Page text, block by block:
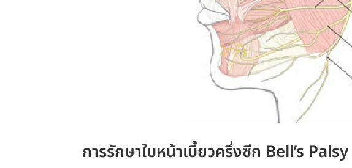
การรักษาใบหน้าเบี้ยวครึ่งซีก Bell’s